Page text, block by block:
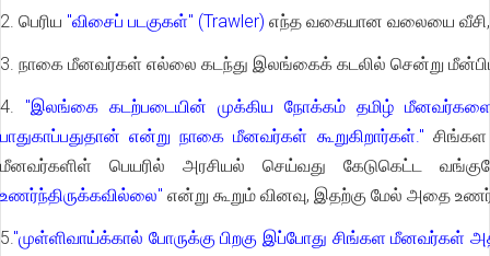
2. பெரிய "விசைப் படகுகள்" (Trawler) எந்த வகையான வலையை வீசி,
3. நாகை மீனவர்கள் எல்லை கடந்து இலங்கைக் கடலில் சென்று
4. "இலங்கை கடற்படையின் முக்கிய நோக்கம் தமிழ் மீனவர்களை
பாதுகாப்பதுதான் என்று நாகை மீனவர்கள் கூறுகிறார்கள்."
மீனவர்களிள் பெயரில் அரசியல் செய்வது கேடுகெட்ட
உணர்ந்திருக்கவில்லை" என்று கூறும் வினவு, இதற்கு மேல் அதை
5."முள்ளிவாய்க்கால் போருக்கு பிறகு இப்போது சிங்கள மீனவர்கள்